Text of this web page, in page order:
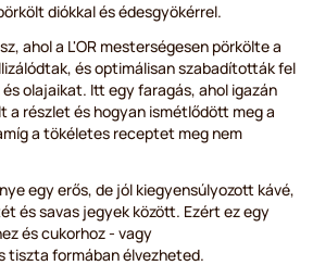
diókkal és édesgyökérrel.
ahol a L'OR mesterségesen pörkölte a
és optimálisan szabadították fel
olajaikat. Itt egy faragás, ahol igazán
a részlet és hogyan ismétlődött meg a
a tökéletes receptet meg nem
egy erős, de jól kiegyensúlyozott kávé,
és savas jegyek között. Ezért ez egy
és cukorhoz - vagy
tiszta formában élvezheted.